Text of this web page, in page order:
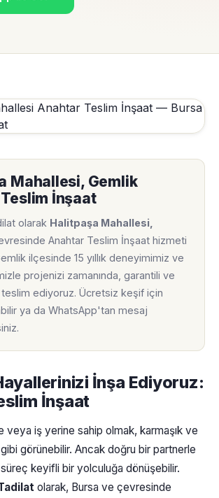
Mahallesi, Gemlik
İnşaat
olarak Halitpaşa Mahallesi,
Anahtar Teslim İnşaat hizmeti
ilçesinde 15 yıllık deneyimimiz ve
projenizi zamanında, garantili ve
ediyoruz. Ücretsiz keşif için
ya da WhatsApp'tan mesaj
İnşa Ediyoruz:
İnşaat
veya iş yerine sahip olmak, karmaşık ve
görünebilir. Ancak doğru bir partnerle
süreç keyifli bir yolculuğa dönüşebilir.
olarak, Bursa ve çevresinde